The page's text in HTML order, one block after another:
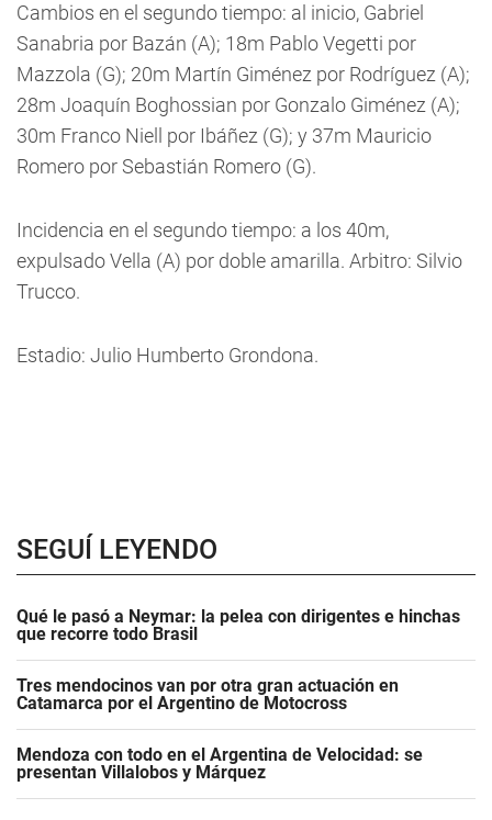
Cambios en el segundo tiempo: al inicio, Gabriel
Sanabria por Bazán (A); 18m Pablo Vegetti por
Mazzola (G); 20m Martín Giménez por Rodríguez (A);
28m Joaquín Boghossian por Gonzalo Giménez (A);
30m Franco Niell por Ibáñez (G); y 37m Mauricio
Romero por Sebastián Romero (G).
Incidencia en el segundo tiempo: a los 40m,
expulsado Vella (A) por doble amarilla. Arbitro: Silvio
Trucco.
Estadio: Julio Humberto Grondona.
SEGUÍ LEYENDO
Qué le pasó a Neymar: la pelea con dirigentes e hinchas
que recorre todo Brasil
Tres mendocinos van por otra gran actuación en
Catamarca por el Argentino de Motocross
Mendoza con todo en el Argentina de Velocidad: se
presentan Villalobos y Márquez